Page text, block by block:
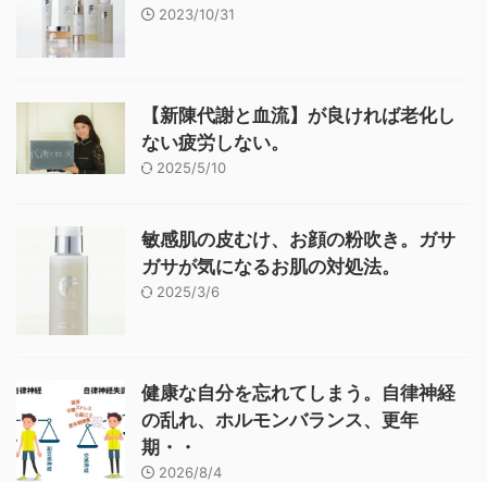
2023/10/31
【新陳代謝と血流】が良ければ老化し
ない疲労しない。
2025/5/10
敏感肌の皮むけ、お顔の粉吹き。ガサ
ガサが気になるお肌の対処法。
2025/3/6
健康な自分を忘れてしまう。自律神経
の乱れ、ホルモンバランス、更年
期・・
2026/8/4